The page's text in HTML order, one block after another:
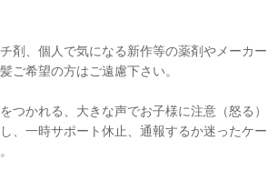
剤、個人で気になる新作等の薬剤やメーカー
ご希望の方はご遠慮下さい。
つかれる、大きな声でお子様に注意（怒る）
、一時サポート休止、通報するか迷ったケー